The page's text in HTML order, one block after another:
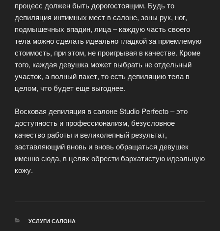
процесс должен быть дорогостоящим. Будь то
депиляция интимных мест в салоне, зоны рук, ног,
подмышечных впадин, лица – каждую часть своего
тела можно сделать идеально гладкой за приемлемую
стоимость, при этом, не проигрывая в качестве. Кроме
того, каждая девушка может выбрать не отдельный
участок, а полный пакет, то есть депиляцию тела в
целом, что будет еще выгоднее.
Восковая депиляция в салоне Studio Perfecto – это
доступность и профессионализм, безусловное
качество работы и великолепный результат,
заставляющий вновь и вновь обращаться девушек
именно сюда, в целях обрести бархатистую идеальную
кожу.
РУБРИКИ
УСЛУГИ САЛОНА